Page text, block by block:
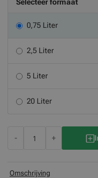
Selecteer formaat
0,75 Liter
2,5 Liter
5 Liter
20 Liter
- +
Omschrijving